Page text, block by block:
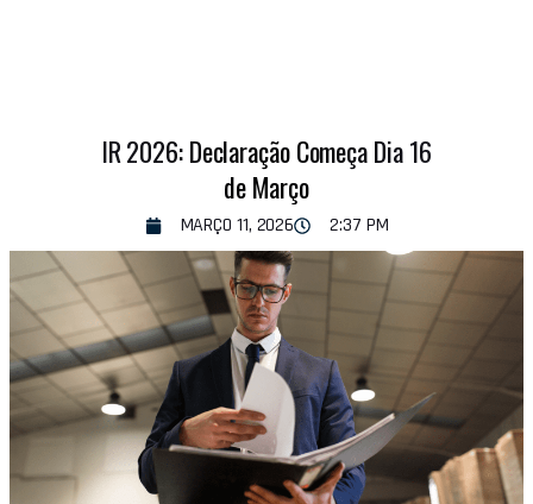
IR 2026: Declaração Começa Dia 16
de Março
MARÇO 11, 2026 2:37 PM